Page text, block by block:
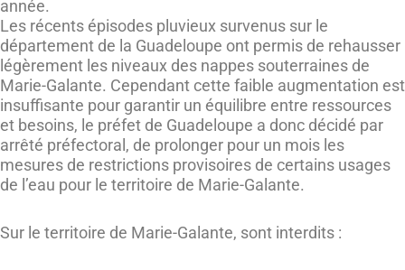
année.
Les récents épisodes pluvieux survenus sur le
département de la Guadeloupe ont permis de rehausser
légèrement les niveaux des nappes souterraines de
Marie-Galante. Cependant cette faible augmentation est
insuffisante pour garantir un équilibre entre ressources
et besoins, le préfet de Guadeloupe a donc décidé par
arrêté préfectoral, de prolonger pour un mois les
mesures de restrictions provisoires de certains usages
de l’eau pour le territoire de Marie-Galante.
Sur le territoire de Marie-Galante, sont interdits :